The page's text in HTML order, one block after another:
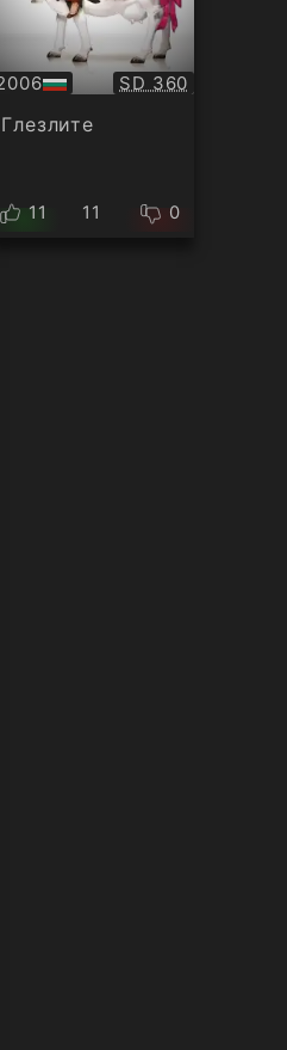
аудио
Качество:
SD 360
Глезлите
11 11 0